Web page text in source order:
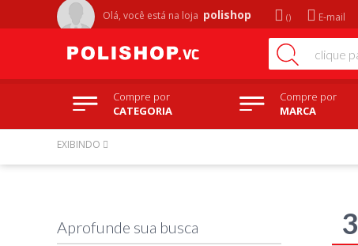
Olá, você está na loja polishop E-mail
Compre por
CATEGORIA
Compre por
MARCA
EXIBINDO
3